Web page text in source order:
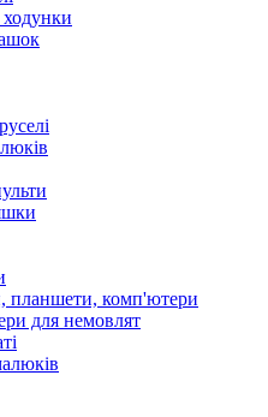
ходунки
планшети, комп'ютери
для немовлят